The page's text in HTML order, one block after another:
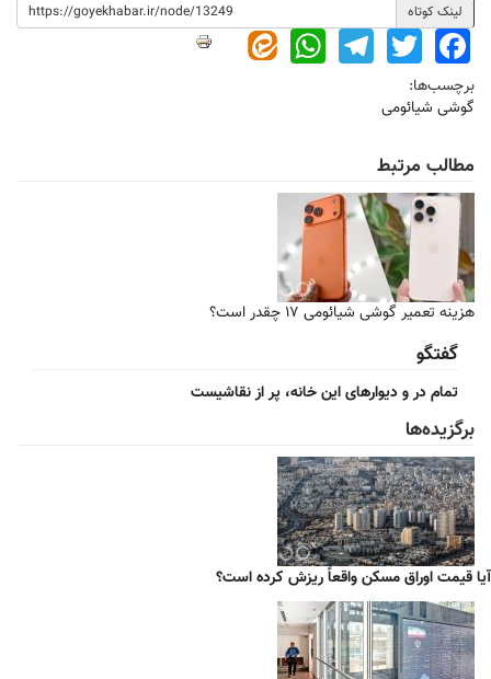
لینک کوتاه
Facebook
Twitter
Telegram
WhatsApp
برچسب‌ها:
گوشی شیائومی
مطالب مرتبط
هزینه تعمیر گوشی‌ شیائومی ۱۷ چقدر است؟
گفتگو
تمام در و دیوارهای این خانه، پر از نقاشیست
برگزیده‌ها
آیا قیمت اوراق مسکن واقعاً ریزش کرده است؟